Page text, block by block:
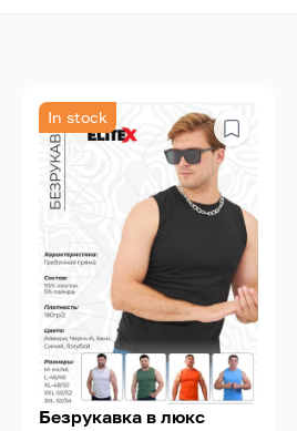
In stock
Безрукавка в люкс